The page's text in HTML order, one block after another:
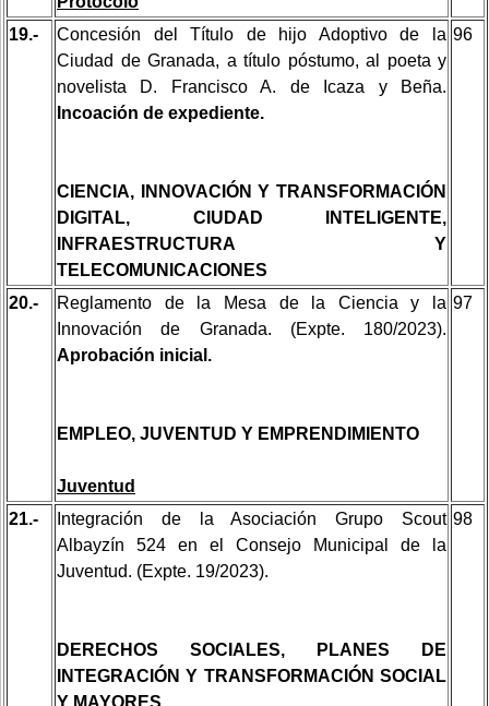
19.-
Concesión del Título de hijo Adoptivo de la
Ciudad de Granada, a título póstumo, al poeta y
novelista D. Francisco A. de Icaza y Beña.
Incoación de expediente.
CIENCIA, INNOVACIÓN Y TRANSFORMACIÓN
DIGITAL, CIUDAD INTELIGENTE,
INFRAESTRUCTURA Y
TELECOMUNICACIONES
96
20.-
Reglamento de la Mesa de la Ciencia y la
Innovación de Granada. (Expte. 180/2023).
Aprobación inicial.
EMPLEO, JUVENTUD Y EMPRENDIMIENTO
Juventud
97
21.-
Integración de la Asociación Grupo Scout
Albayzín 524 en el Consejo Municipal de la
Juventud. (Expte. 19/2023).
DERECHOS SOCIALES, PLANES DE
INTEGRACIÓN Y TRANSFORMACIÓN SOCIAL
Y MAYORES
98